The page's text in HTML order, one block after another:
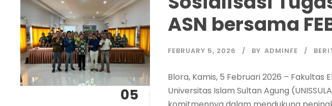
05
ASN bersama
FEBRUARY 5, 2026 BY ADMINFE
Blora, Kamis, 5 Februari 2026 – Fakultas
Universitas Islam Sultan Agung